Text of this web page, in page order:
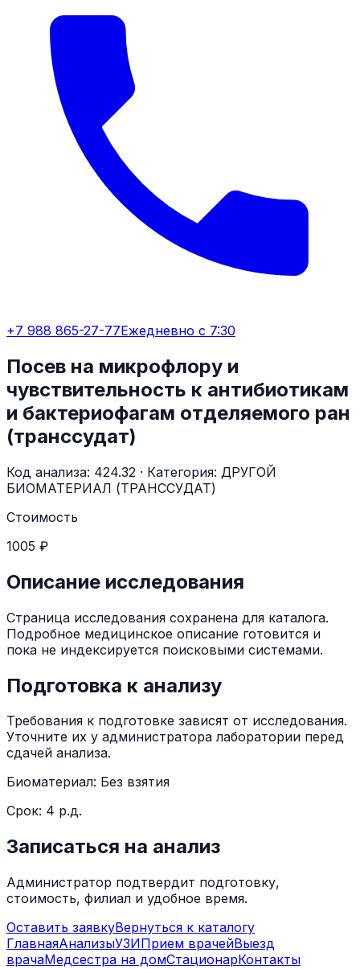
+7 988 865-27-77Ежедневно с 7:30
Посев на микрофлору и
чувствительность к антибиотикам
и бактериофагам отделяемого ран
(транссудат)
Код анализа: 424.32 · Категория: ДРУГОЙ
БИОМАТЕРИАЛ (ТРАНССУДАТ)
Стоимость
1005 ₽
Описание исследования
Страница исследования сохранена для каталога.
Подробное медицинское описание готовится и
пока не индексируется поисковыми системами.
Подготовка к анализу
Требования к подготовке зависят от исследования.
Уточните их у администратора лаборатории перед
сдачей анализа.
Биоматериал: Без взятия
Срок: 4 р.д.
Записаться на анализ
Администратор подтвердит подготовку,
стоимость, филиал и удобное время.
Оставить заявкуВернуться к каталогу
ГлавнаяАнализыУЗИПрием врачейВыезд
врачаМедсестра на домСтационарКонтакты